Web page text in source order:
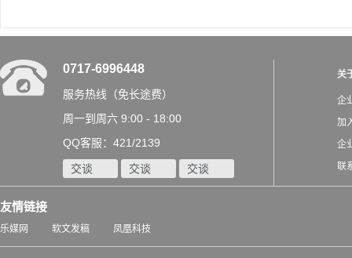
0717-6996448
服务热线（免长途费）
周一到周六 9:00 - 18:00
QQ客服：421/2139
交谈 交谈 交谈
关
企
加
企
联
友情链接
乐媒网 软文发稿 凤凰科技